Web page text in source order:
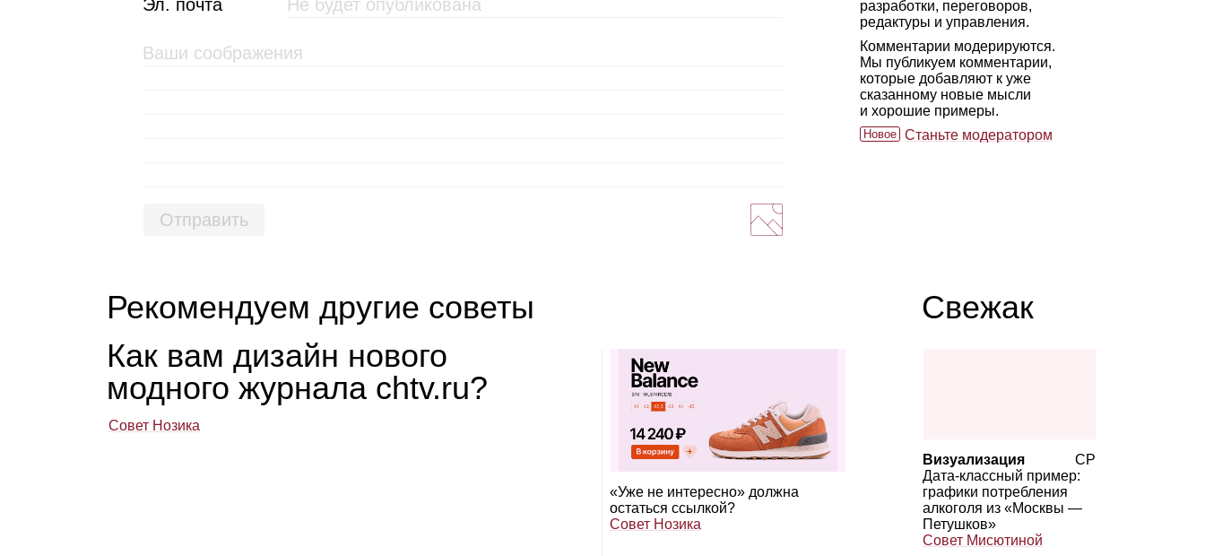
Эл. почта
Отправить
разработки, переговоров,
редактуры и управления.
Комментарии модерируются.
Мы публикуем комментарии,
которые добавляют к уже
сказанному новые мысли
и хорошие примеры.
Новое Станьте модератором
Рекомендуем другие советы
Как вам дизайн нового
мод­ного жур­нала chtv.ru?
Совет Нозика
«Уже не инте­ресно» должна
остаться ссыл­кой?
Совет Нозика
Свежак
Визуализация
Дата‑классный пример:
графики потребления
алкоголя из «Москвы —
Петушков»
Совет Мисютиной
СР